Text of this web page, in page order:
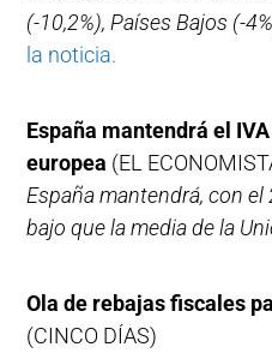
(-10,2%), Países Bajos (-
la noticia.
España mantendrá el
europea (EL
España mantendrá, con el
bajo que la media de la
Ola de rebajas fiscales
(CINCO DÍAS)